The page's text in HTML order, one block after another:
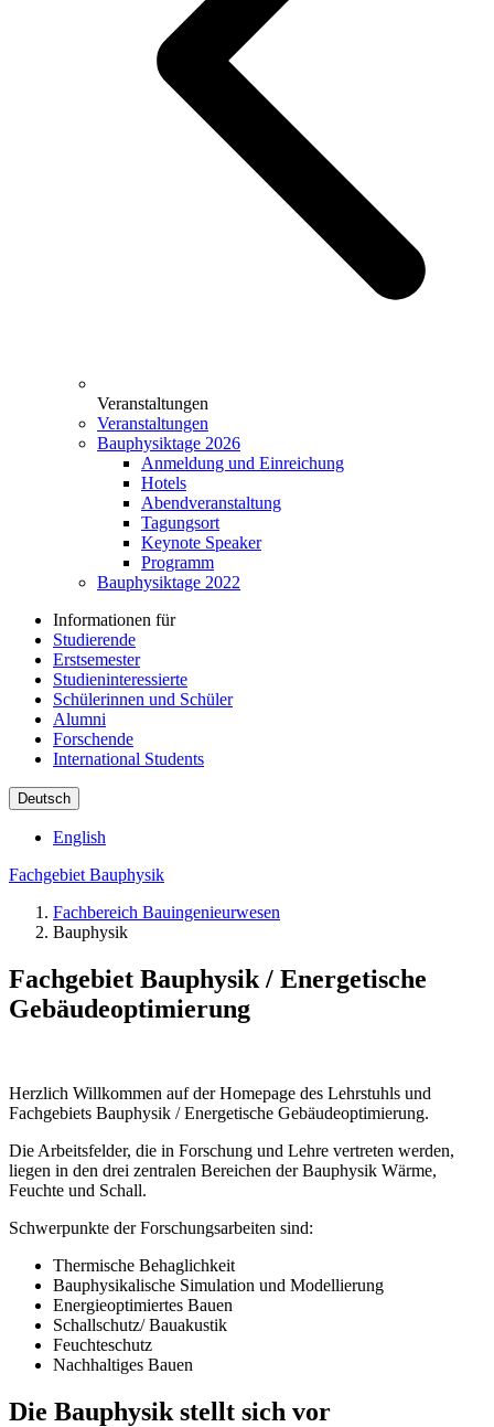
Veranstaltungen
Veranstaltungen
Bauphysiktage 2026
Anmeldung und Einreichung
Hotels
Abendveranstaltung
Tagungsort
Keynote Speaker
Programm
Bauphysiktage 2022
Informationen für
Studierende
Erstsemester
Studieninteressierte
Schülerinnen und Schüler
Alumni
Forschende
International Students
Deutsch
English
Fachgebiet Bauphysik
Fachbereich Bauingenieurwesen
Bauphysik
Fachgebiet Bauphysik / Energetische
Gebäudeoptimierung
Herzlich Willkommen auf der Homepage des Lehrstuhls und
Fachgebiets Bauphysik / Energetische Gebäudeoptimierung.
Die Arbeitsfelder, die in Forschung und Lehre vertreten werden,
liegen in den drei zentralen Bereichen der Bauphysik Wärme,
Feuchte und Schall.
Schwerpunkte der Forschungsarbeiten sind:
Thermische Behaglichkeit
Bauphysikalische Simulation und Modellierung
Energieoptimiertes Bauen
Schallschutz/ Bauakustik
Feuchteschutz
Nachhaltiges Bauen
Die Bauphysik stellt sich vor